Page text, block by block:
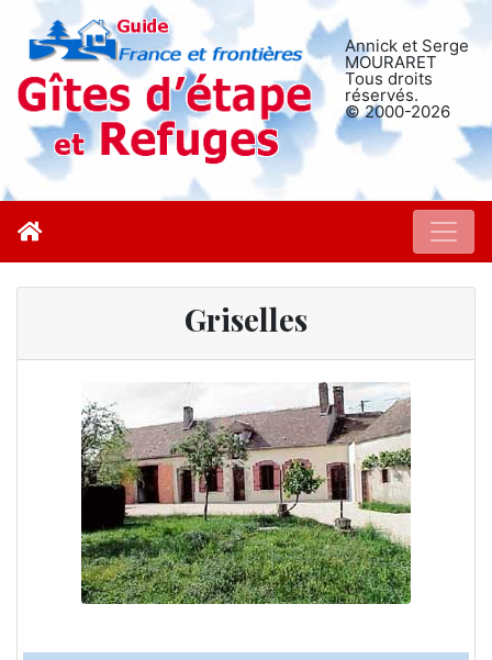
Annick et Serge
MOURARET
Tous droits
réservés.
© 2000-2026
Griselles